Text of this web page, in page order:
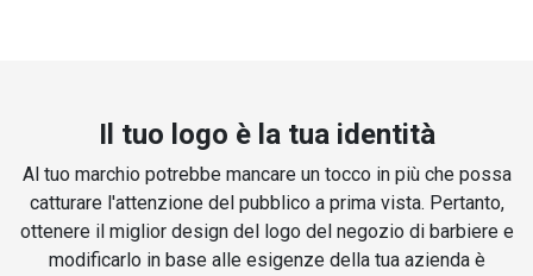
Il tuo logo è la tua identità
Al tuo marchio potrebbe mancare un tocco in più che possa
catturare l'attenzione del pubblico a prima vista. Pertanto,
ottenere il miglior design del logo del negozio di barbiere e
modificarlo in base alle esigenze della tua azienda è